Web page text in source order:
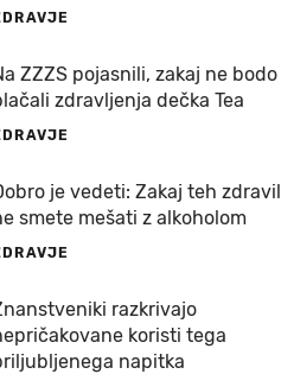
ZZZS pojasnili, zakaj ne bodo
zdravljenja dečka Tea
je vedeti: Zakaj teh zdravil
smete mešati z alkoholom
razkrivajo
koristi tega
napitka